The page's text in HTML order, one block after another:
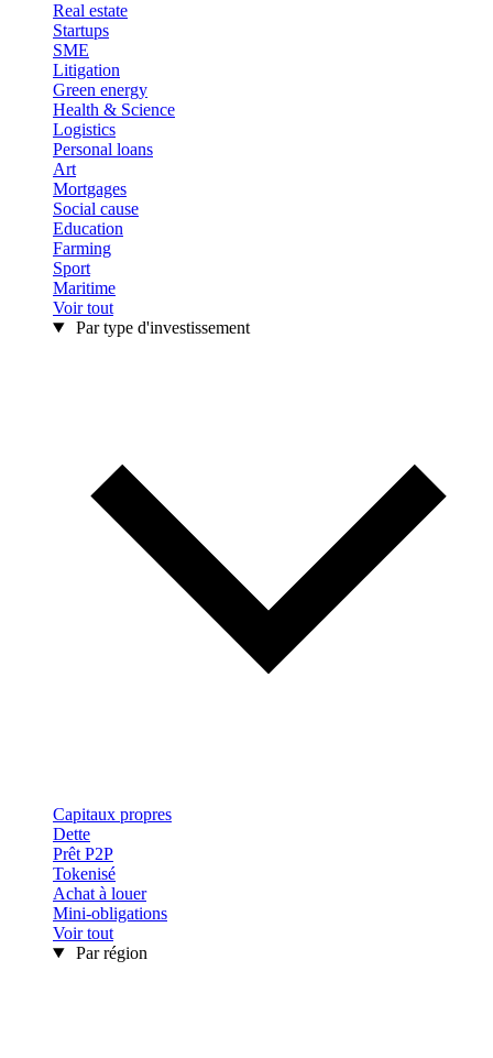
Real estate
Startups
SME
Litigation
Green energy
Health & Science
Logistics
Personal loans
Art
Mortgages
Social cause
Education
Farming
Sport
Maritime
Voir tout
Par type d'investissement
Capitaux propres
Dette
Prêt P2P
Tokenisé
Achat à louer
Mini-obligations
Voir tout
Par région